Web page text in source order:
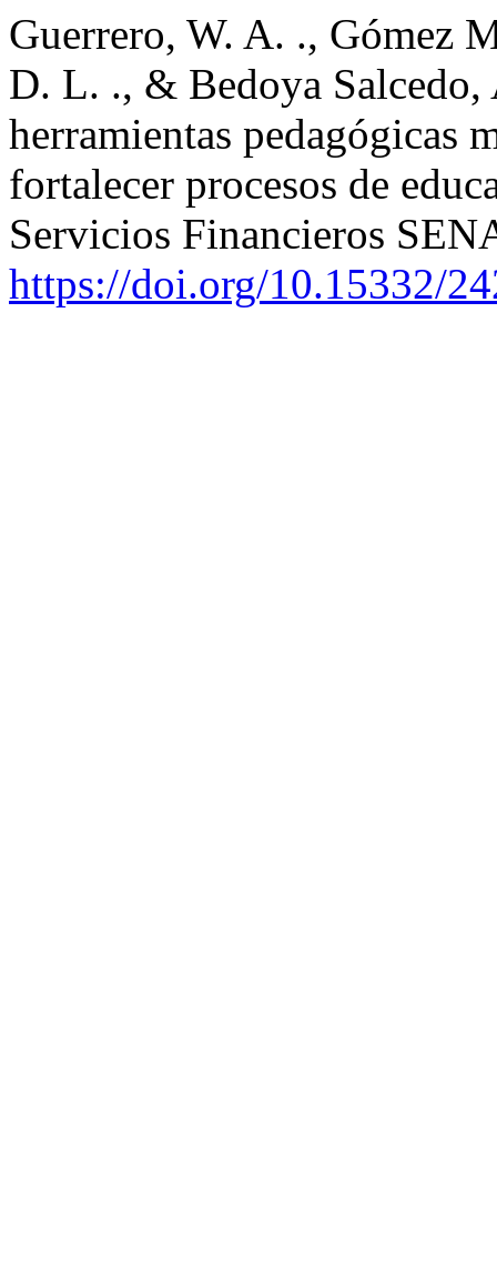
Guerrero, W. A. ., Gómez
D. L. ., & Bedoya
herramientas pedagógicas
fortalecer procesos de
Servicios Financieros
https://doi.org/10.15332/